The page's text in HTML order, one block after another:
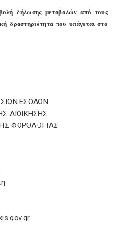
δήλωσης μεταβολών από τους
δραστηριότητα που υπάγεται στο
ΕΣΟΔΩΝ
ΔΙΟΙΚΗΣΗΣ
ΦΟΡΟΛΟΓΙΑΣ